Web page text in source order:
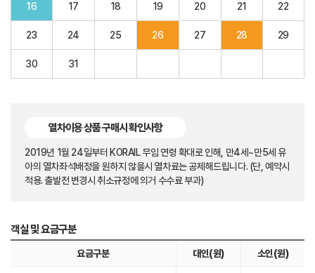
16 17 18 19 20 21 22
23 24 25 26 27 28 29
30 31
열차이용 상품 구매시 확인사항
2019년 1월 24일부터 KORAIL 무임 연령 확대로 인해, 만4세~만5세 유
아의 열차좌석배정을 원하지 않을시 열차료는 공제해드립니다. (단, 예약시
적용. 출발전 변경시 취소규정에 의거 수수료 부과)
객실 및 요금구분
요금구분 대인(원) 소인(원)